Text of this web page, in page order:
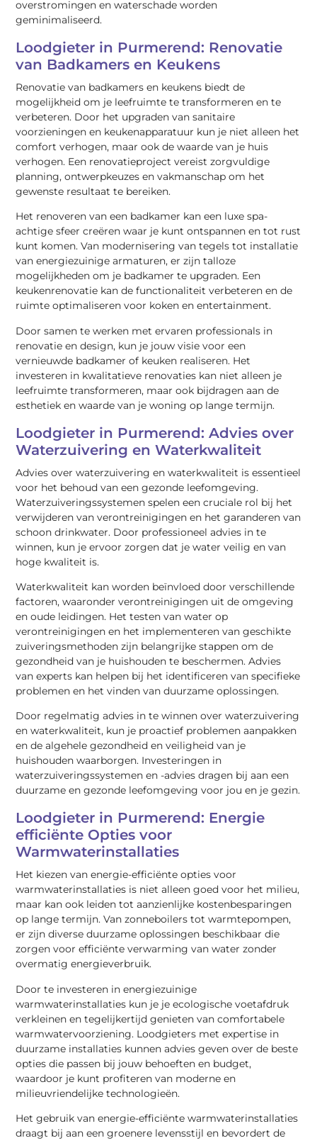
overstromingen en waterschade worden
geminimaliseerd.
Loodgieter in Purmerend: Renovatie
van Badkamers en Keukens
Renovatie van badkamers en keukens biedt de
mogelijkheid om je leefruimte te transformeren en te
verbeteren. Door het upgraden van sanitaire
voorzieningen en keukenapparatuur kun je niet alleen het
comfort verhogen, maar ook de waarde van je huis
verhogen. Een renovatieproject vereist zorgvuldige
planning, ontwerpkeuzes en vakmanschap om het
gewenste resultaat te bereiken.
Het renoveren van een badkamer kan een luxe spa-
achtige sfeer creëren waar je kunt ontspannen en tot rust
kunt komen. Van modernisering van tegels tot installatie
van energiezuinige armaturen, er zijn talloze
mogelijkheden om je badkamer te upgraden. Een
keukenrenovatie kan de functionaliteit verbeteren en de
ruimte optimaliseren voor koken en entertainment.
Door samen te werken met ervaren professionals in
renovatie en design, kun je jouw visie voor een
vernieuwde badkamer of keuken realiseren. Het
investeren in kwalitatieve renovaties kan niet alleen je
leefruimte transformeren, maar ook bijdragen aan de
esthetiek en waarde van je woning op lange termijn.
Loodgieter in Purmerend: Advies over
Waterzuivering en Waterkwaliteit
Advies over waterzuivering en waterkwaliteit is essentieel
voor het behoud van een gezonde leefomgeving.
Waterzuiveringssystemen spelen een cruciale rol bij het
verwijderen van verontreinigingen en het garanderen van
schoon drinkwater. Door professioneel advies in te
winnen, kun je ervoor zorgen dat je water veilig en van
hoge kwaliteit is.
Waterkwaliteit kan worden beïnvloed door verschillende
factoren, waaronder verontreinigingen uit de omgeving
en oude leidingen. Het testen van water op
verontreinigingen en het implementeren van geschikte
zuiveringsmethoden zijn belangrijke stappen om de
gezondheid van je huishouden te beschermen. Advies
van experts kan helpen bij het identificeren van specifieke
problemen en het vinden van duurzame oplossingen.
Door regelmatig advies in te winnen over waterzuivering
en waterkwaliteit, kun je proactief problemen aanpakken
en de algehele gezondheid en veiligheid van je
huishouden waarborgen. Investeringen in
waterzuiveringssystemen en -advies dragen bij aan een
duurzame en gezonde leefomgeving voor jou en je gezin.
Loodgieter in Purmerend: Energie
efficiënte Opties voor
Warmwaterinstallaties
Het kiezen van energie-efficiënte opties voor
warmwaterinstallaties is niet alleen goed voor het milieu,
maar kan ook leiden tot aanzienlijke kostenbesparingen
op lange termijn. Van zonneboilers tot warmtepompen,
er zijn diverse duurzame oplossingen beschikbaar die
zorgen voor efficiënte verwarming van water zonder
overmatig energieverbruik.
Door te investeren in energiezuinige
warmwaterinstallaties kun je je ecologische voetafdruk
verkleinen en tegelijkertijd genieten van comfortabele
warmwatervoorziening. Loodgieters met expertise in
duurzame installaties kunnen advies geven over de beste
opties die passen bij jouw behoeften en budget,
waardoor je kunt profiteren van moderne en
milieuvriendelijke technologieën.
Het gebruik van energie-efficiënte warmwaterinstallaties
draagt bij aan een groenere levensstijl en bevordert de